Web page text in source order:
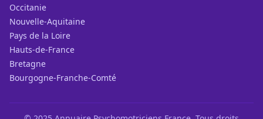
Occitanie
Nouvelle-Aquitaine
Pays de la Loire
Hauts-de-France
Bretagne
Bourgogne-Franche-Comté